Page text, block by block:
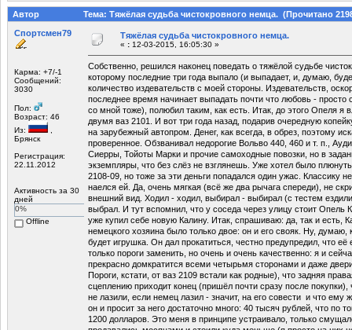
Автор
Тема: Тяжёлая судьба чистокровного немца. (Прочитано
Спортсмен79
Карма: +7/-1
Сообщений:
3030
Пол:
Возраст: 46
Из:
Брянск
Регистрация:
22.11.2012
Активность за 30
дней
0%
Offline
Тяжёлая судьба чистокровного немца.
« : 12-03-2015, 16:05:30 »
Собственно, решился наконец поведать о тяжёлой судьбе
которому последние три года выпало (и выпадает, и, думаю,
количество издевательств с моей стороны. Издевательств,
последнее время начинает выпадать почти что любовь -
со мной тоже), полюбил таким, как есть. Итак, до этого Опеля я
двумя ваз 2101. И вот три года назад, подарив очередную
на зарубежный автопром. Денег, как всегда, в обрез, поэтому
проверенное. Обзванивал недорогие Вольво 440, 460 и т. п.,
Сиерры, Тойоты Марки и прочие самоходные повозки, но в
экземпляры, что без слёз не взглянешь. Уже хотел было
2108-09, но тоже за эти деньги попадался один ужас. Классику
наелся ей. Да, очень мягкая (всё же два рычага спереди), не
внешний вид. Ходил - ходил, выбирал - выбирал (с тестем
выбрал. И тут вспомнил, что у соседа через улицу стоит Опель
уже купил себе новую Калину. Итак, спрашиваю: да, так и есть,
немецкого хозяина было только двое: он и его свояк. Ну, думаю,
будет игрушка. Он дал прокатиться, честно предупредил, что
только пороги заменить, но очень и очень качественно: я и
прекрасно домкратится всеми четырьмя сторонами и даже
Пороги, кстати, от ваз 2109 встали как родные), что задняя
сцеплению приходит конец (пришёл почти сразу после покупки),
не лазили, если немец лазил - значит, на его совести и что ему
он и просит за него достаточно много: 40 тысяч рублей, что по
1200 долларов. Это меня в принципе устраивало, только